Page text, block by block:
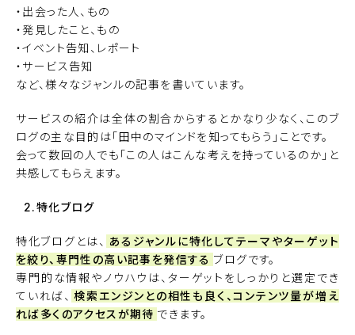
・出会った人、もの
・発見したこと、もの
・イベント告知、レポート
・サービス告知
など、様々なジャンルの記事を書いています。
サービスの紹介は全体の割合からするとかなり少なく、このブ
ログの主な目的は「田中のマインドを知ってもらう」ことです。
会って数回の人でも「この人はこんな考えを持っているのか」と
共感してもらえます。
2.特化ブログ
特化ブログとは、 あるジャンルに特化してテーマやターゲット
を絞り、専門性の高い記事を発信する ブログです。
専門的な情報やノウハウは、ターゲットをしっかりと選定でき
ていれば、 検索エンジンとの相性も良く、コンテンツ量が増え
れば多くのアクセスが期待 できます。